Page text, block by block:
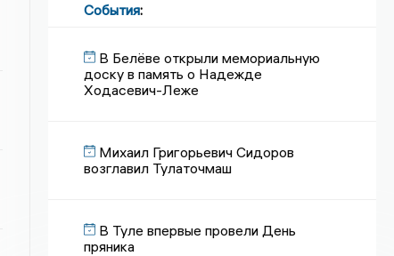
События:
В Белёве открыли мемориальную
доску в память о Надежде
Ходасевич-Леже
Михаил Григорьевич Сидоров
возглавил Тулаточмаш
В Туле впервые провели День
пряника